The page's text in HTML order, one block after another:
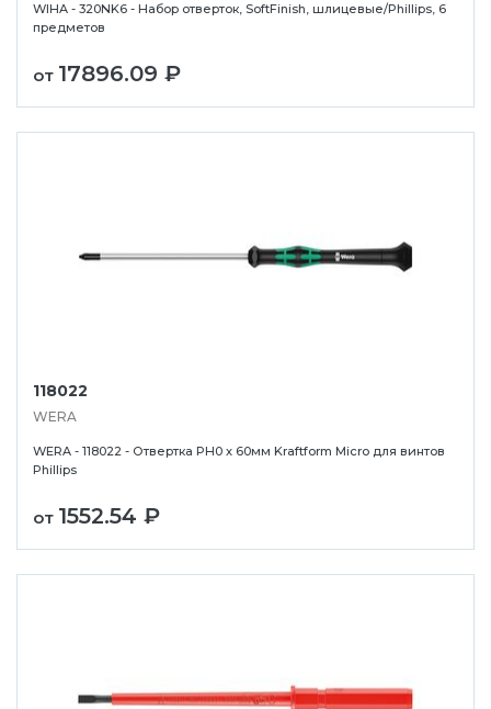
WIHA - 320NK6 - Набор отверток, SoftFinish, шлицевые/Phillips, 6
предметов
от 17896.09 ₽
118022
WERA
WERA - 118022 - Отвертка PH0 x 60мм Kraftform Micro для винтов
Phillips
от 1552.54 ₽